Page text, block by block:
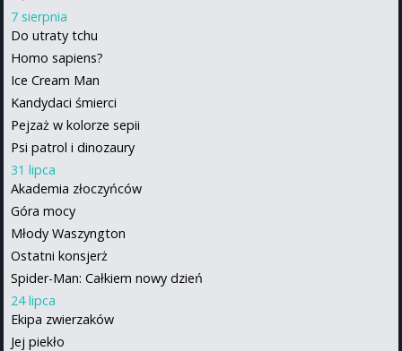
7 sierpnia
Do utraty tchu
Homo sapiens?
Ice Cream Man
Kandydaci śmierci
Pejzaż w kolorze sepii
Psi patrol i dinozaury
31 lipca
Akademia złoczyńców
Góra mocy
Młody Waszyngton
Ostatni konsjerż
Spider-Man: Całkiem nowy dzień
24 lipca
Ekipa zwierzaków
Jej piekło